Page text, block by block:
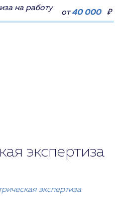
на работу
от40 000 ₽
экспертиза
экспертиза